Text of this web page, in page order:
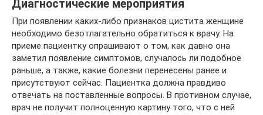
Диагностические мероприятия
При появлении каких-либо признаков цистита женщине
необходимо безотлагательно обратиться к врачу. На
приеме пациентку опрашивают о том, как давно она
заметил появление симптомов, случалось ли подобное
раньше, а также, какие болезни перенесены ранее и
присутствуют сейчас. Пациентка должна правдиво
отвечать на поставленные вопросы. В противном случае,
врач не получит полноценную картину того, что с ней